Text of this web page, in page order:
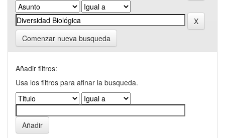
Comenzar nueva busqueda
Añadir filtros:
Usa los filtros para afinar la busqueda.